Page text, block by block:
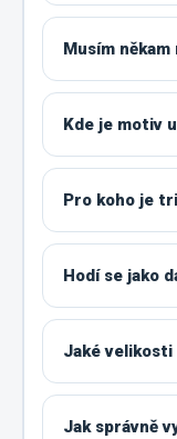
Musím
Kde je motiv
Pro koho je
Hodí se jako
Jaké
Jak správně